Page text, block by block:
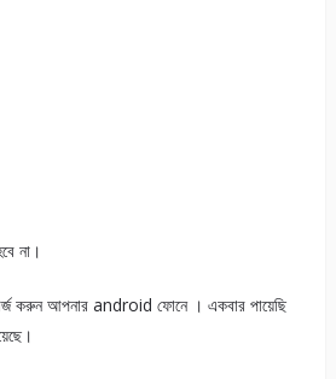
না।
করুন আপনার android ফোনে । একবার পায়েছি